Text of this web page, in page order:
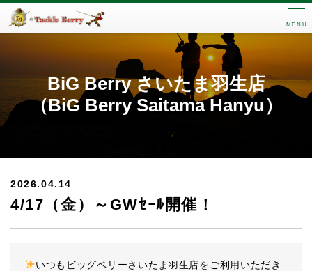
MENU
BiG Berry さいたま羽生店
（BiG Berry Saitama Hanyu）
2026.04.14
4/17（金）～GWｾｰﾙ開催！
いつもビッグベリーさいたま羽生店をご利用いただき